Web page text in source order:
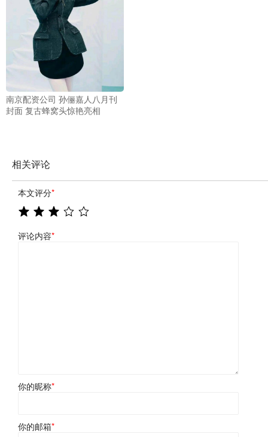
南京配资公司 孙俪嘉人八月刊
封面 复古蜂窝头惊艳亮相
相关评论
本文评分*
评论内容*
你的昵称*
你的邮箱*